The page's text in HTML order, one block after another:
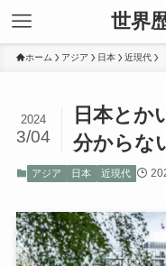
世界
ホーム アジア 日本 近現代
日本とか
分からな
2024
3/04
アジア 日本 近現代